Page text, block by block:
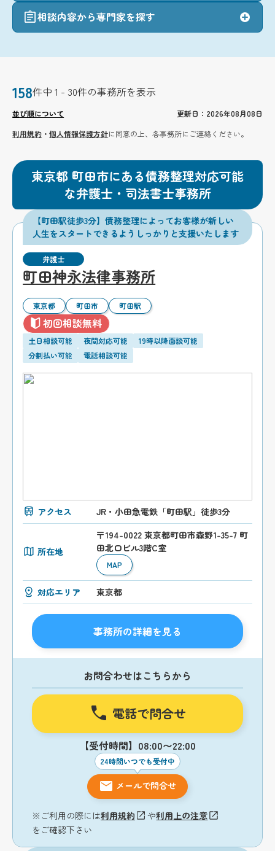
相談内容から専門家を探す
158件中 1 - 30件の事務所を表示
並び順について
更新日：2026年08月08日
利用規約 ・個人情報保護方針に同意の上、各事務所にご連絡ください。
東京都 町田市にある債務整理対応可能
な弁護士・司法書士事務所
【町田駅徒歩3分】債務整理によってお客様が新しい
人生をスタートできるようしっかりと支援いたします
弁護士
町田神永法律事務所
東京都 町田市 町田駅
初回相談無料
土日相談可能 夜間対応可能
19時以降面談可能
分割払い可能
電話相談可能
アクセス JR・小田急電鉄「町田駅」徒歩3分
所在地
〒194-0022 東京都町田市森野1-35-7 町
田北口ビル3階C室
MAP
対応エリア 東京都
事務所の詳細を見る
お問合わせはこちらから
電話で問合せ
【受付時間】08:00〜22:00
24時間いつでも受付中
メールで問合せ
※ご利用の際には利用規約 や利用上の注意
をご確認下さい